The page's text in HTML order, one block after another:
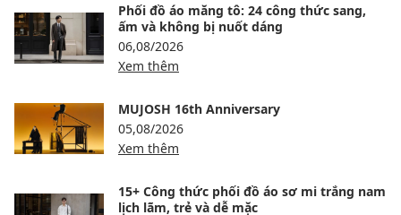
Phối đồ áo măng tô: 24 công thức sang,
ấm và không bị nuốt dáng
06,08/2026
Xem thêm
MUJOSH 16th Anniversary
05,08/2026
Xem thêm
15+ Công thức phối đồ áo sơ mi trắng nam
lịch lãm, trẻ và dễ mặc